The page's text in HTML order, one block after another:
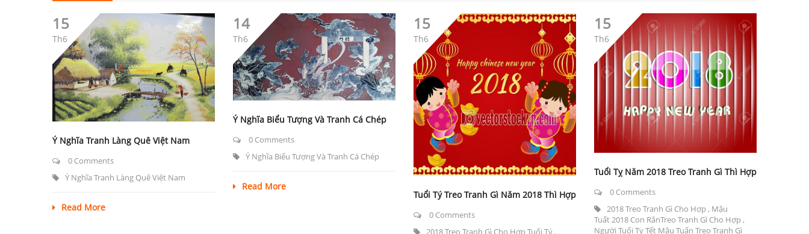
15
Th6
Ý Nghĩa Tranh Làng Quê Việt Nam
0 Comments
Ý Nghĩa Tranh Làng Quê Việt Nam
Read More
14
Th6
Ý Nghĩa Biểu Tượng Và Tranh Cá Chép
0 Comments
Ý Nghĩa Biểu Tượng Và Tranh Cá Chép
Read More
15
Th6
Tuổi Tý Treo Tranh Gì Năm 2018 Thì Hợp
0 Comments
2018 Treo Tranh Gì Cho Hợp Tuổi Tý ,
15
Th6
Tuổi Tỵ Năm 2018 Treo Tranh Gì Thì Hợp
0 Comments
2018 Treo Tranh Gì Cho Hợp, Mậu
Tuất 2018 Con RắnTreo Tranh Gì Cho Hợp,
Người Tuổi Tỵ Tết Mậu Tuấn Treo Tranh Gì